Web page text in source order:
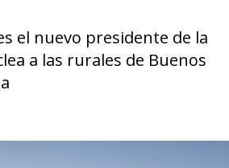
el nuevo presidente de la
a las rurales de Buenos